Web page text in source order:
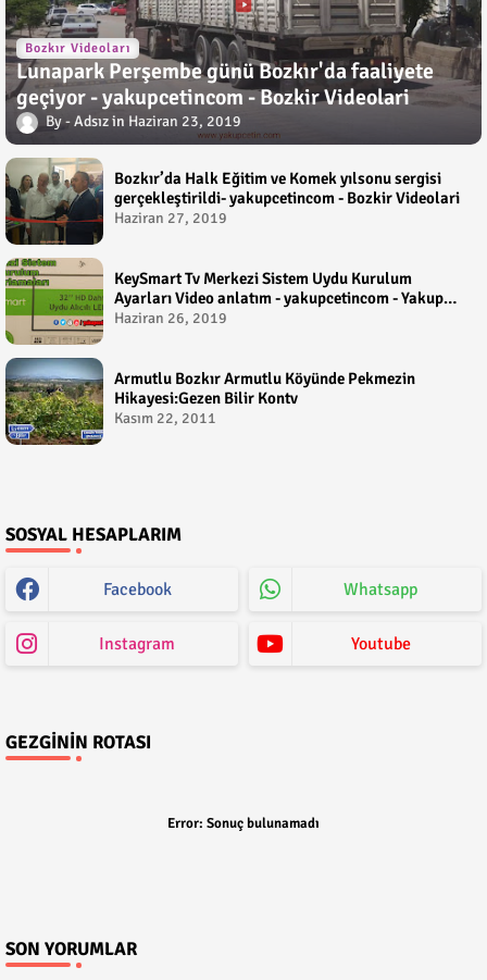
Bozkır Videoları
Lunapark Perşembe günü Bozkır'da faaliyete
geçiyor - yakupcetincom - Bozkir Videolari
Adsız Haziran 23, 2019
Bozkır’da Halk Eğitim ve Komek yılsonu sergisi
gerçekleştirildi- yakupcetincom - Bozkir Videolari
Haziran 27, 2019
KeySmart Tv Merkezi Sistem Uydu Kurulum
Ayarları Video anlatım - yakupcetincom - Yakup
Çetin
Haziran 26, 2019
Armutlu Bozkır Armutlu Köyünde Pekmezin
Hikayesi:Gezen Bilir Kontv
Kasım 22, 2011
SOSYAL HESAPLARIM
Facebook Whatsapp
Instagram Youtube
GEZGININ ROTASI
Error: Sonuç bulunamadı
SON YORUMLAR